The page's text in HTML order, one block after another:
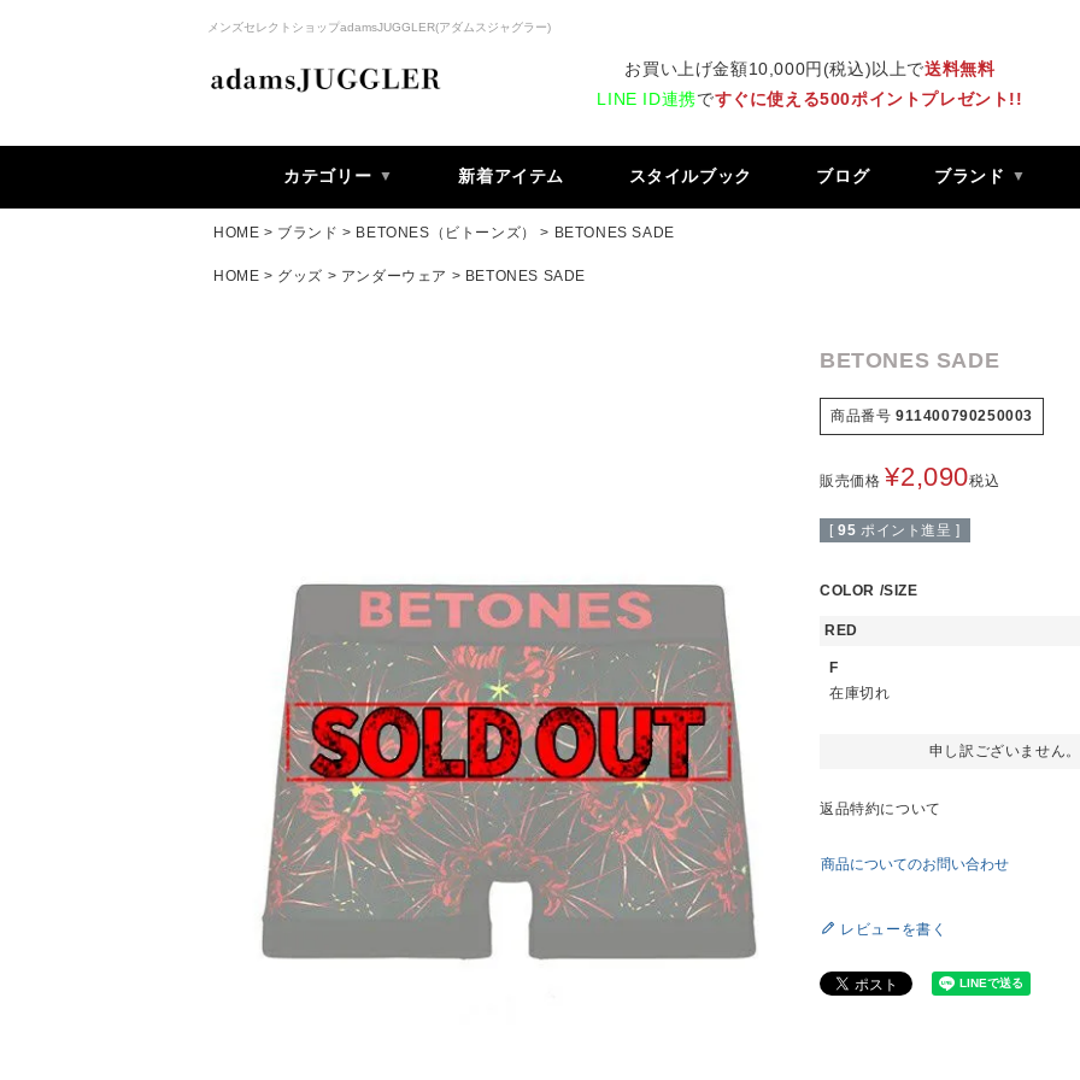
メンズセレクトショップadamsJUGGLER(アダムスジャグラー)
お買い上げ金額10,000円(税込)以上で送料無料
LINE ID連携ですぐに使える500ポイントプレゼント!!
カテゴリー 新着アイテム スタイルブック ブログ ブランド
HOME ブランド BETONES（ビトーンズ） BETONES SADE
HOME グッズ アンダーウェア BETONES SADE
BETONES SADE
商品番号 911400790250003
販売価格 ¥2,090税込
[ 95 ポイント進呈 ]
COLOR SIZE
RED
F
在庫切れ
申し訳ございません
返品特約について
商品についてのお問い合わせ
レビューを書く